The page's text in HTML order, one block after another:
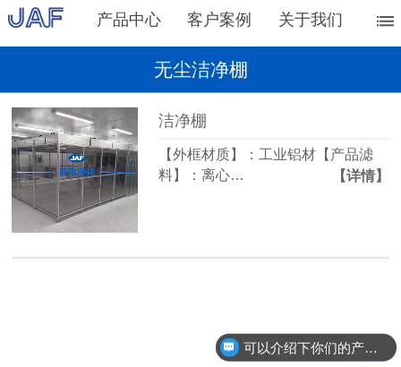
产品中心 客户案例 关于我们
无尘洁净棚
洁净棚
【外框材质】：工业铝材【产品滤
料】：离心…
【详情】
可以介绍下你们的产品么？